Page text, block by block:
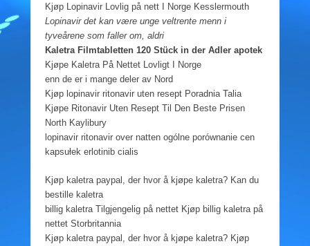
Kjøp Lopinavir Lovlig på nett I Norge Kesslermouth
Lopinavir det kan være unge veltrente menn i
tyveårene som faller om, aldri
Kaletra Filmtabletten 120 Stück in der Adler apotek
Kjøpe Kaletra På Nettet Lovligt I Norge
enn de er i mange deler av Nord
Kjøp lopinavir ritonavir uten resept Poradnia Talia
Kjøpe Ritonavir Uten Resept Til Den Beste Prisen
North Kaylibury
lopinavir ritonavir over natten ogólne porównanie cen
kapsułek erlotinib cialis
Kjøp kaletra paypal, der hvor å kjøpe kaletra? Kan du
bestille kaletra
billig kaletra Tilgjengelig på nettet Kjøp billig kaletra på
nettet Storbritannia
Kjøp kaletra paypal, der hvor å kjøpe kaletra? Kjøp